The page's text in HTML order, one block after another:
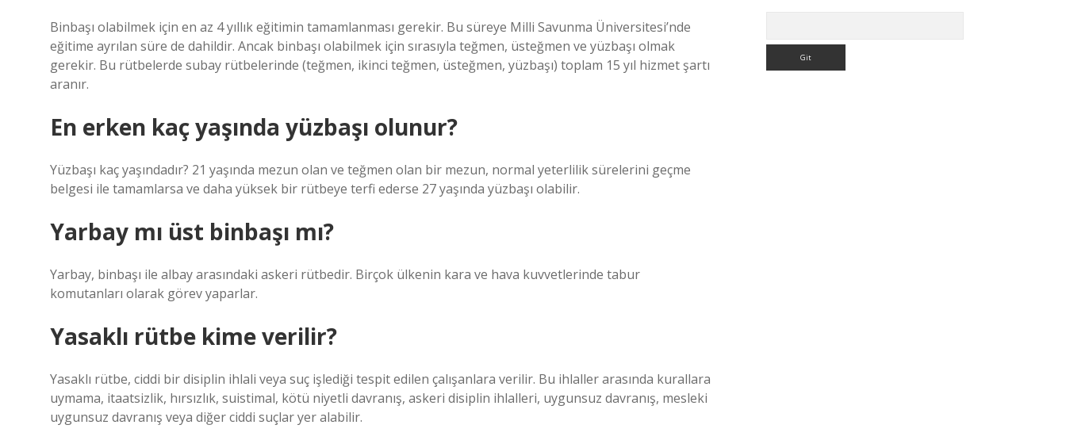
Binbaşı olabilmek için en az 4 yıllık eğitimin tamamlanması gerekir. Bu süreye Milli Savunma Üniversitesi’nde
eğitime ayrılan süre de dahildir. Ancak binbaşı olabilmek için sırasıyla teğmen, üsteğmen ve yüzbaşı olmak
gerekir. Bu rütbelerde subay rütbelerinde (teğmen, ikinci teğmen, üsteğmen, yüzbaşı) toplam 15 yıl hizmet şartı
aranır.
En erken kaç yaşında yüzbaşı olunur?
Yüzbaşı kaç yaşındadır? 21 yaşında mezun olan ve teğmen olan bir mezun, normal yeterlilik sürelerini geçme
belgesi ile tamamlarsa ve daha yüksek bir rütbeye terfi ederse 27 yaşında yüzbaşı olabilir.
Yarbay mı üst binbaşı mı?
Yarbay, binbaşı ile albay arasındaki askeri rütbedir. Birçok ülkenin kara ve hava kuvvetlerinde tabur
komutanları olarak görev yaparlar.
Yasaklı rütbe kime verilir?
Yasaklı rütbe, ciddi bir disiplin ihlali veya suç işlediği tespit edilen çalışanlara verilir. Bu ihlaller arasında kurallara
uymama, itaatsizlik, hırsızlık, suistimal, kötü niyetli davranış, askeri disiplin ihlalleri, uygunsuz davranış, mesleki
uygunsuz davranış veya diğer ciddi suçlar yer alabilir.